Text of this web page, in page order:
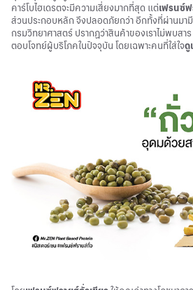
คาร์โบไฮเดรตจะมีความเสี่ยงมากที่สุด แต่เฟรนซ์ฟ
ส่วนประกอบหลัก จึงปลอดภัยกว่า อีกทั้งที่ผ่านมา
กรมวิทยาศาสตร์ ปรากฏว่าสินค้าของเราไม่พบส
ตอบโจทย์ผู้บริโภคในปัจจุบัน โดยเฉพาะคนที่ใส่ใจดู